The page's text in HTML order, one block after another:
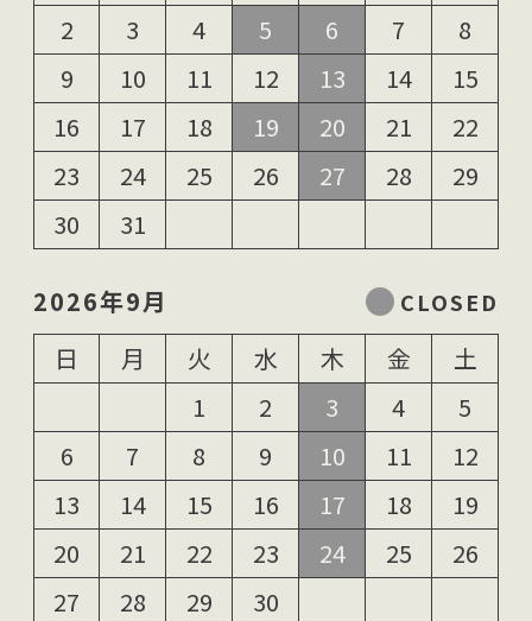
2
3 4 5 6 7
8
9
10 11 12 13 14
15
16
17 18 19 20 21
22
23
24 25 26 27 28
29
30
31
2026年9月
日
月 火 水 木 金
土
1
2 3 4
5
6
7 8 9 10 11
12
13
14 15 16 17 18
19
20
21 22 23 24 25
26
27
28 29 30